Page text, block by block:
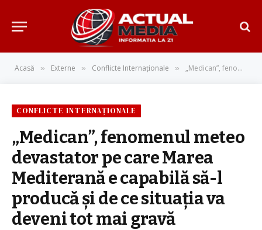
Acasă » Externe » Conflicte Internaționale » „Medican”, fenomenul meteo devastator pe care Marea Mediterană e capabilă să-l producă și de ce situația va deveni tot mai gravă
CONFLICTE INTERNAȚIONALE
„Medican”, fenomenul meteo
devastator pe care Marea
Mediterană e capabilă să-l
producă și de ce situația va
deveni tot mai gravă